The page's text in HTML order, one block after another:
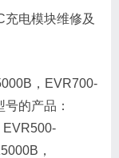
电模块维修及
，EVR700-
的产品：
EVR500-
，